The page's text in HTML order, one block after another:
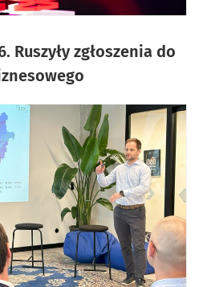
Ruszyły zgłoszenia do